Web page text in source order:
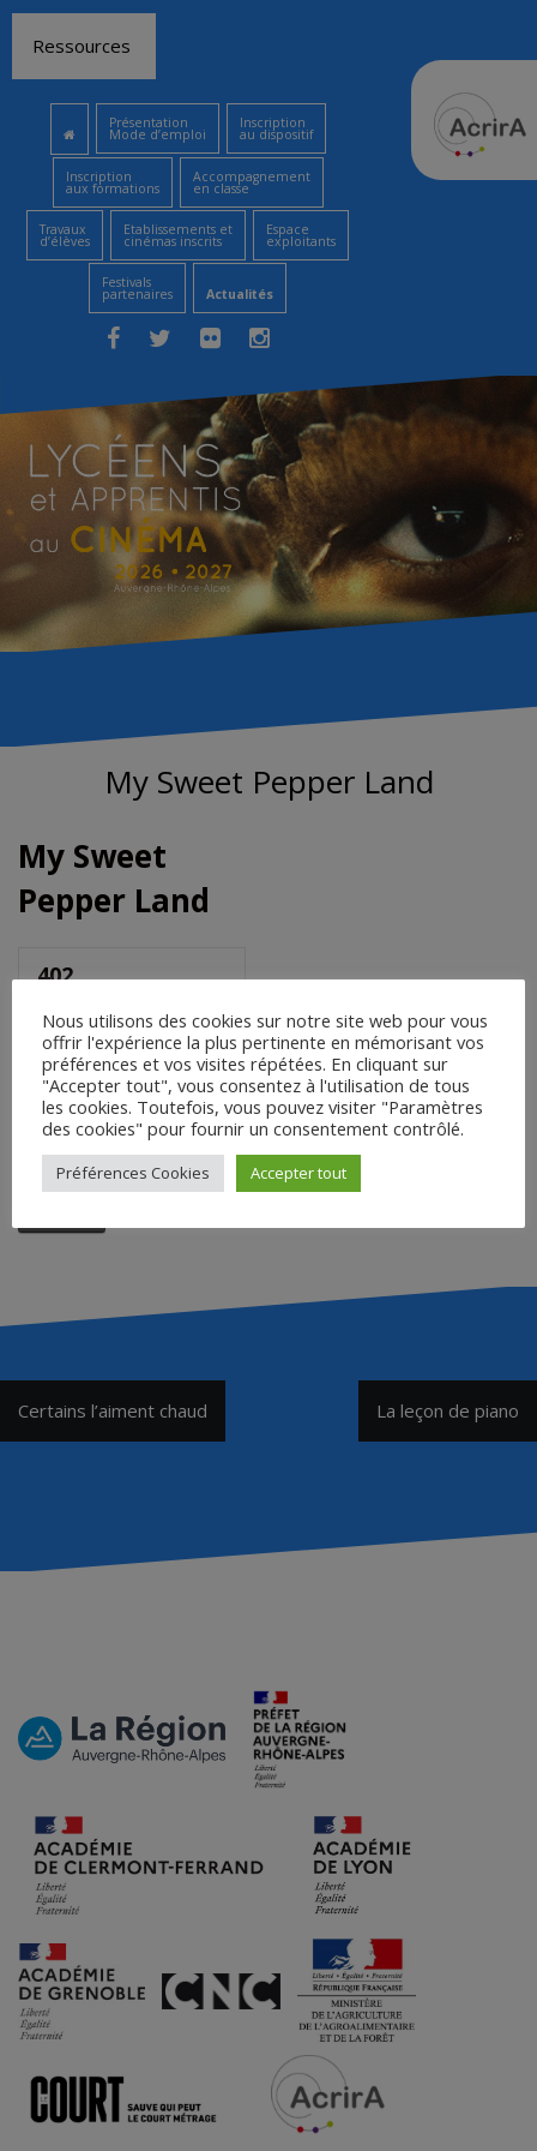
contenu
Ressources
Présentation
Mode d’emploi
Inscription
au dispositif
Inscription
aux formations
Accompagnement
en classe
Travaux
d’élèves
Etablissements et
cinémas inscrits
Espace
exploitants
Festivals
partenaires Actualités
My Sweet Pepper Land
My Sweet
Pepper Land
402
Saisir le mot de passe pour
télécharger :
Navigation
de
Certains l’aiment chaud La leçon de piano
Nous utilisons des cookies sur notre site web pour vous
offrir l'expérience la plus pertinente en mémorisant vos
préférences et vos visites répétées. En cliquant sur
"Accepter tout", vous consentez à l'utilisation de tous
les cookies. Toutefois, vous pouvez visiter "Paramètres
des cookies" pour fournir un consentement contrôlé.
Préférences Cookies Accepter tout